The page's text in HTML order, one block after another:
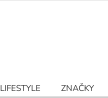
LIFESTYLE ZNAČKY